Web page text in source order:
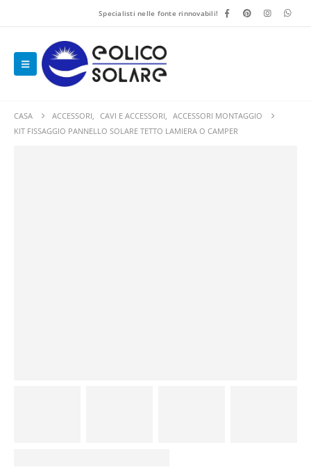
Specialisti nelle fonte rinnovabili!
CASA ACCESSORI, CAVI E ACCESSORI, ACCESSORI MONTAGGIO
KIT FISSAGGIO PANNELLO SOLARE TETTO LAMIERA O CAMPER​